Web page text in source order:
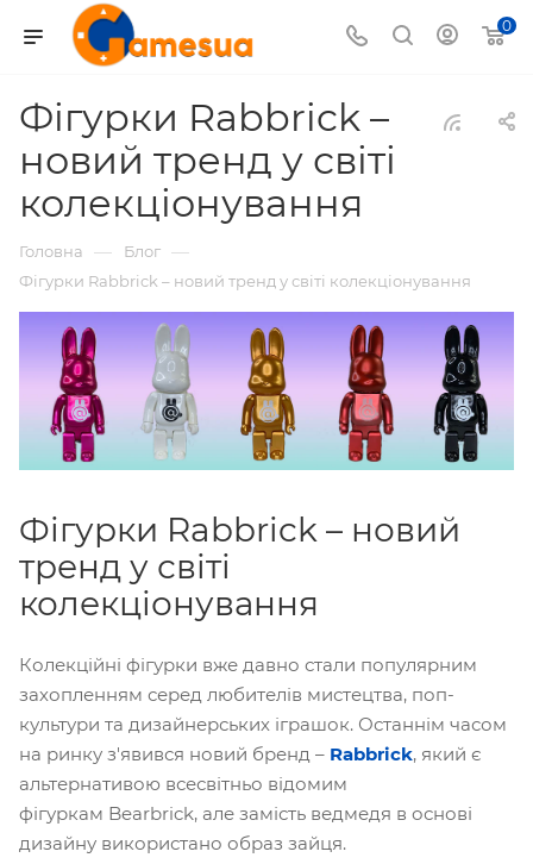
0
Фігурки Rabbrick –
новий тренд у світі
колекціонування
Головна — Блог —
Фігурки Rabbrick – новий тренд у світі колекціонування
Фігурки Rabbrick – новий
тренд у світі
колекціонування
Колекційні фігурки вже давно стали популярним
захопленням серед любителів мистецтва, поп-
культури та дизайнерських іграшок. Останнім часом
на ринку з'явився новий бренд – Rabbrick, який є
альтернативою всесвітньо відомим
фігуркам Bearbrick, але замість ведмедя в основі
дизайну використано образ зайця.